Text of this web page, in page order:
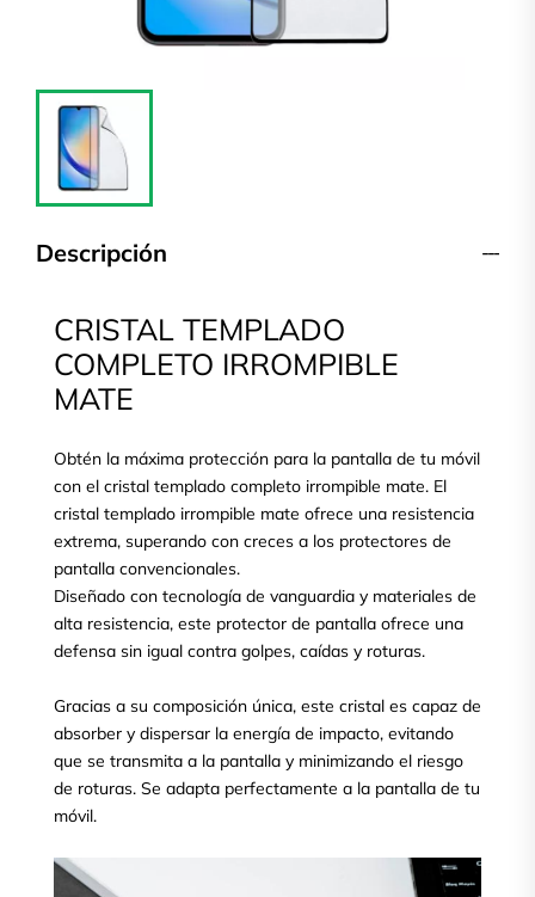
Descripción
CRISTAL TEMPLADO
COMPLETO IRROMPIBLE
MATE
Obtén la máxima protección para la pantalla de tu móvil
con el cristal templado completo irrompible mate. El
cristal templado irrompible mate ofrece una resistencia
extrema, superando con creces a los protectores de
pantalla convencionales.
Diseñado con tecnología de vanguardia y materiales de
alta resistencia, este protector de pantalla ofrece una
defensa sin igual contra golpes, caídas y roturas.
Gracias a su composición única, este cristal es capaz de
absorber y dispersar la energía de impacto, evitando
que se transmita a la pantalla y minimizando el riesgo
de roturas. Se adapta perfectamente a la pantalla de tu
móvil.